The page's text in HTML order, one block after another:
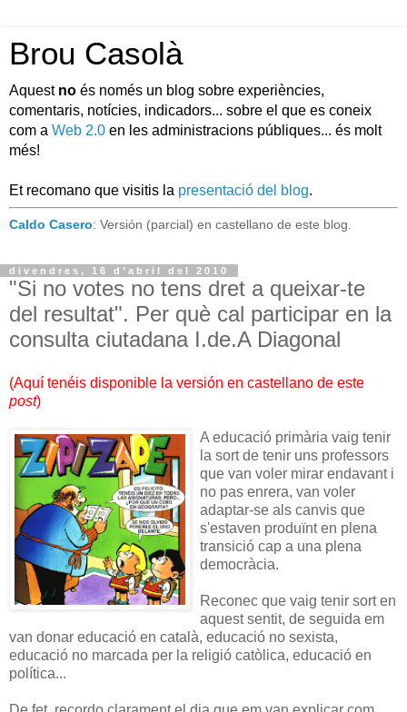
Brou Casolà
Aquest no és només un blog sobre experiències,
comentaris, notícies, indicadors... sobre el que es coneix
com a Web 2.0 en les administracions públiques... és molt
més!
Et recomano que visitis la presentació del blog.
Caldo Casero: Versión (parcial) en castellano de este blog.
divendres, 16 d’abril del 2010
"Si no votes no tens dret a queixar-te
del resultat". Per què cal participar en la
consulta ciutadana I.de.A Diagonal
(Aquí tenéis disponible la versión en castellano de este
post)
A educació primària vaig tenir
la sort de tenir uns professors
que van voler mirar endavant i
no pas enrera, van voler
adaptar-se als canvis que
s'estaven produïnt en plena
transició cap a una plena
democràcia.
Reconec que vaig tenir sort en
aquest sentit, de seguida em
van donar educació en català, educació no sexista,
educació no marcada per la religió catòlica, educació en
política...